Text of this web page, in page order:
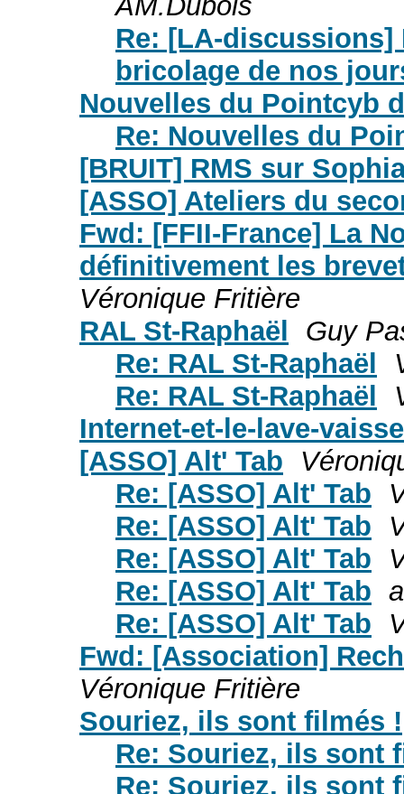
Re: [LA-discussions]
bricolage de nos
Nouvelles du Pointcyb
Re: Nouvelles du
[BRUIT] RMS sur
[ASSO] Ateliers du
Fwd: [FFII-France] La
définitivement les
Véronique Fritière
RAL St-Raphaël
Guy
Re: RAL St-Raphaël
Re: RAL St-Raphaël
Internet-et-le-lave-
[ASSO] Alt' Tab
Re: [ASSO] Alt' Tab
Re: [ASSO] Alt' Tab
Re: [ASSO] Alt' Tab
Re: [ASSO] Alt' Tab
Re: [ASSO] Alt' Tab
Fwd: [Association]
Véronique Fritière
Souriez, ils sont filmés !
Re: Souriez, ils sont
Re: Souriez, ils sont